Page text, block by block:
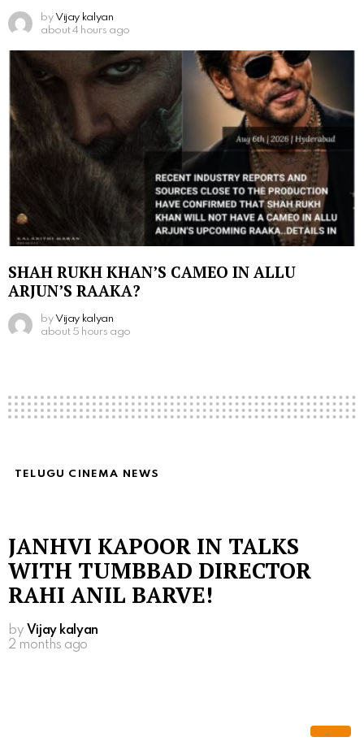
by Vijay kalyan
about 4 hours ago
SHAH RUKH KHAN’S CAMEO IN ALLU
ARJUN’S RAAKA?
by Vijay kalyan
about 5 hours ago
TELUGU CINEMA NEWS
JANHVI KAPOOR IN TALKS
WITH TUMBBAD DIRECTOR
RAHI ANIL BARVE!
by Vijay kalyan
2 months ago